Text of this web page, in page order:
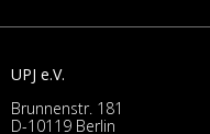
UPJ e.V.
Brunnenstr. 181
D-10119 Berlin